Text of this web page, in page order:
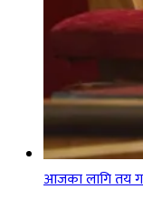
आजका लागि तय